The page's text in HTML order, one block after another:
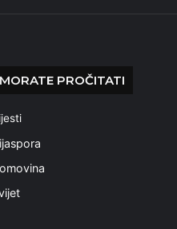
MORATE PROČITATI